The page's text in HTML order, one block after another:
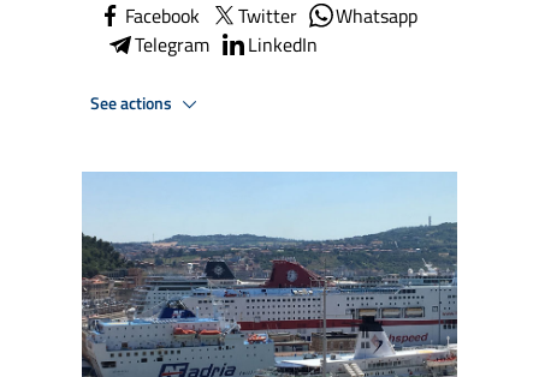
Facebook Twitter
Whatsapp
Telegram
LinkedIn
See actions